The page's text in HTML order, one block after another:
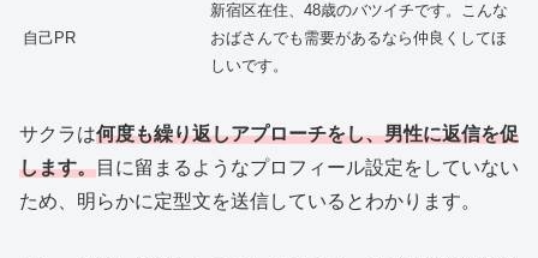
自己PR
新宿区在住、48歳のバツイチです。こんな
おばさんでも需要があるなら仲良くしてほ
しいです。
サクラは何度も繰り返しアプローチをし、男性に返信を促
します。目に留まるようなプロフィール設定をしていない
ため、明らかに定型文を送信しているとわかります。